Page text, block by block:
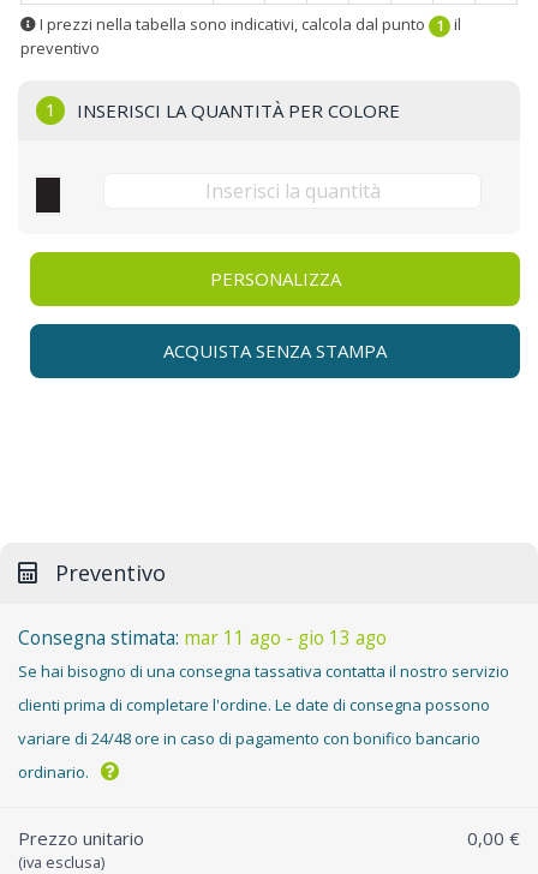
I prezzi nella tabella sono indicativi, calcola dal punto 1 il
preventivo
1 INSERISCI LA QUANTITÀ PER COLORE
PERSONALIZZA
ACQUISTA SENZA STAMPA
Preventivo
Consegna stimata: mar 11 ago - gio 13 ago
Se hai bisogno di una consegna tassativa contatta il nostro servizio
clienti prima di completare l'ordine. Le date di consegna possono
variare di 24/48 ore in caso di pagamento con bonifico bancario
ordinario.
Prezzo unitario
(iva esclusa)
0,00 €